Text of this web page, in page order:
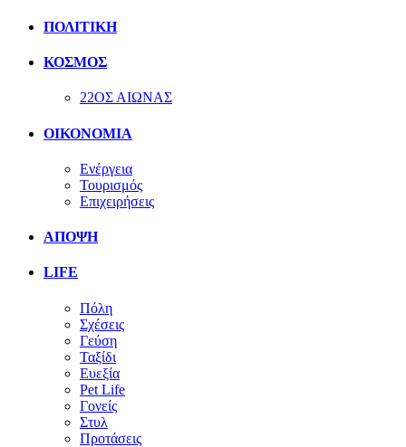
ΠΟΛΙΤΙΚΗ
ΚΟΣΜΟΣ
22ΟΣ ΑΙΩΝΑΣ
ΟΙΚΟΝΟΜΙΑ
Ενέργεια
Τουρισμός
Επιχειρήσεις
ΑΠΟΨΗ
LIFE
Πόλη
Σχέσεις
Γεύση
Ταξίδι
Ευεξία
Pet Life
Γονείς
Στυλ
Προτάσεις